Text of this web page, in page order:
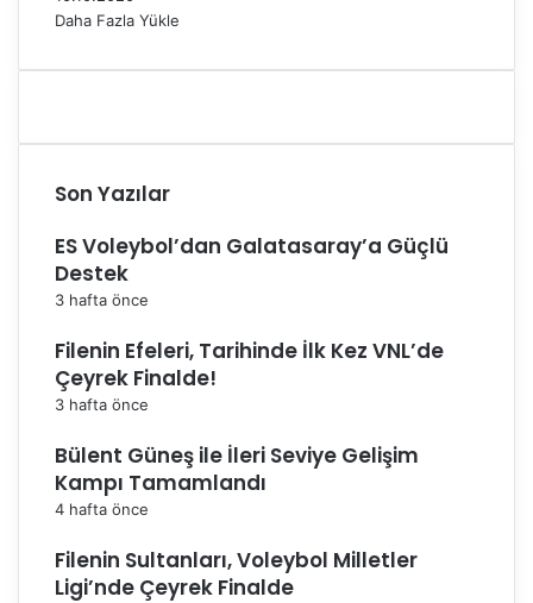
Daha Fazla Yükle
Son Yazılar
ES Voleybol’dan Galatasaray’a Güçlü
Destek
3 hafta önce
Filenin Efeleri, Tarihinde İlk Kez VNL’de
Çeyrek Finalde!
3 hafta önce
Bülent Güneş ile İleri Seviye Gelişim
Kampı Tamamlandı
4 hafta önce
Filenin Sultanları, Voleybol Milletler
Ligi’nde Çeyrek Finalde